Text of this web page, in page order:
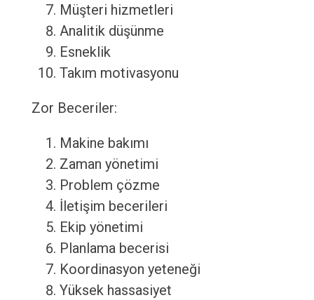
Müşteri hizmetleri
Analitik düşünme
Esneklik
Takım motivasyonu
Zor Beceriler:
Makine bakımı
Zaman yönetimi
Problem çözme
İletişim becerileri
Ekip yönetimi
Planlama becerisi
Koordinasyon yeteneği
Yüksek hassasiyet